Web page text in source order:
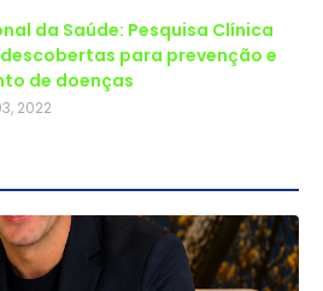
da Saúde: Pesquisa Clínica
para prevenção e
de doenças
2022